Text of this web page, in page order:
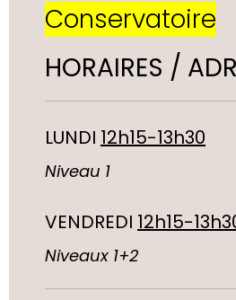
Conservatoire
HORAIRES /
LUNDI 12h15-13h30
Niveau 1
VENDREDI 12h15-
Niveaux 1+2